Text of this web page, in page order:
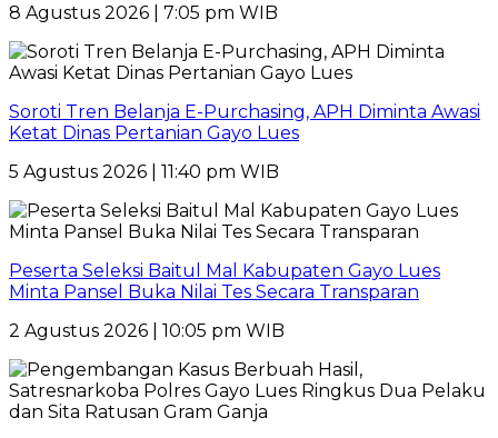
8 Agustus 2026 | 7:05 pm WIB
Soroti Tren Belanja E-Purchasing, APH Diminta Awasi
Ketat Dinas Pertanian Gayo Lues
5 Agustus 2026 | 11:40 pm WIB
Peserta Seleksi Baitul Mal Kabupaten Gayo Lues
Minta Pansel Buka Nilai Tes Secara Transparan
2 Agustus 2026 | 10:05 pm WIB